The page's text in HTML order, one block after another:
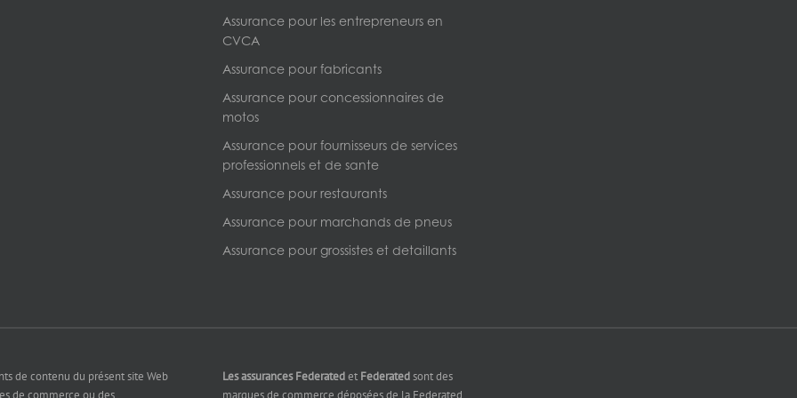
Assurance pour les entrepreneurs en
CVCA
Assurance pour fabricants
Assurance pour concessionnaires de
motos
Assurance pour fournisseurs de services
professionnels et de sante
Assurance pour restaurants
Assurance pour marchands de pneus
Assurance pour grossistes et detaillants
de contenu du présent site Web
de commerce ou des
Les assurances Federatedet Federatedsont des
marques de commerce déposées de la Federated